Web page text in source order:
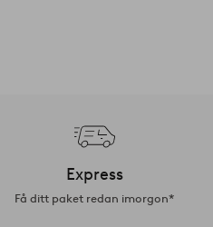
Express
Få ditt paket redan imorgon*